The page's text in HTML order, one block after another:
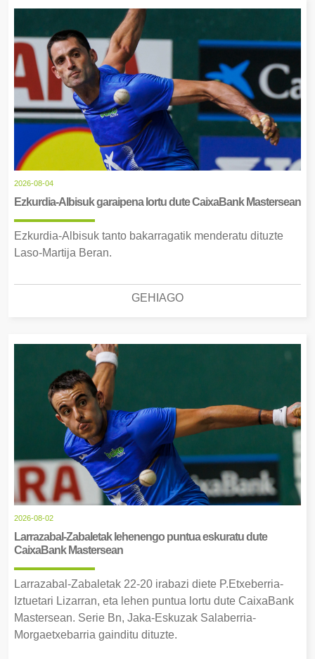
2026-08-04
Ezkurdia-Albisuk garaipena lortu dute CaixaBank Mastersean
Ezkurdia-Albisuk tanto bakarragatik menderatu dituzte
Laso-Martija Beran.
GEHIAGO
2026-08-02
Larrazabal-Zabaletak lehenengo puntua eskuratu dute
CaixaBank Mastersean
Larrazabal-Zabaletak 22-20 irabazi diete P.Etxeberria-
Iztuetari Lizarran, eta lehen puntua lortu dute CaixaBank
Mastersean. Serie Bn, Jaka-Eskuzak Salaberria-
Morgaetxebarria gainditu dituzte.